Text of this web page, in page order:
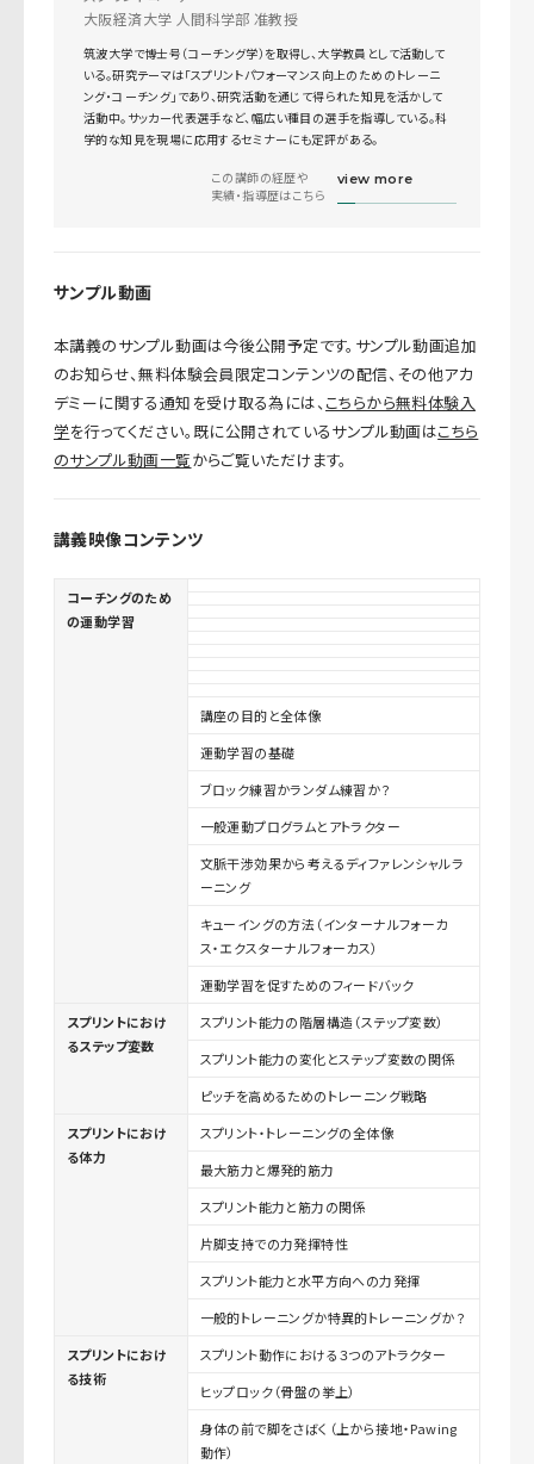
大阪経済大学 人間科学部 准教授
筑波大学で博士号（コーチング学）を取得し、大学教員として活動して
いる。研究テーマは「スプリントパフォーマンス向上のためのトレーニ
ング・コーチング」であり、研究活動を通じて得られた知見を活かして
活動中。サッカー代表選手など、幅広い種目の選手を指導している。科
学的な知見を現場に応用するセミナーにも定評がある。
この講師の経歴や
実績・指導歴はこちら
view more
サンプル動画
本講義のサンプル動画は今後公開予定です。サンプル動画追加
のお知らせ、無料体験会員限定コンテンツの配信、その他アカ
デミーに関する通知を受け取る為には、こちらから無料体験入
学を行ってください。既に公開されているサンプル動画はこちら
のサンプル動画一覧からご覧いただけます。
講義映像コンテンツ
コーチングのため
の運動学習
講座の目的と全体像
運動学習の基礎
ブロック練習かランダム練習か？
一般運動プログラムとアトラクター
文脈干渉効果から考えるディファレンシャルラ
ーニング
キューイングの方法（インターナルフォーカ
ス・エクスターナルフォーカス）
運動学習を促すためのフィードバック
スプリントにおけ
るステップ変数
スプリント能力の階層構造（ステップ変数）
スプリント能力の変化とステップ変数の関係
ピッチを高めるためのトレーニング戦略
スプリントにおけ
る体力
スプリント・トレーニングの全体像
最大筋力と爆発的筋力
スプリント能力と筋力の関係
片脚支持での力発揮特性
スプリント能力と水平方向への力発揮
一般的トレーニングか特異的トレーニングか？
スプリントにおけ
る技術
スプリント動作における３つのアトラクター
ヒップロック（骨盤の挙上）
身体の前で脚をさばく（上から接地・Pawing
動作）